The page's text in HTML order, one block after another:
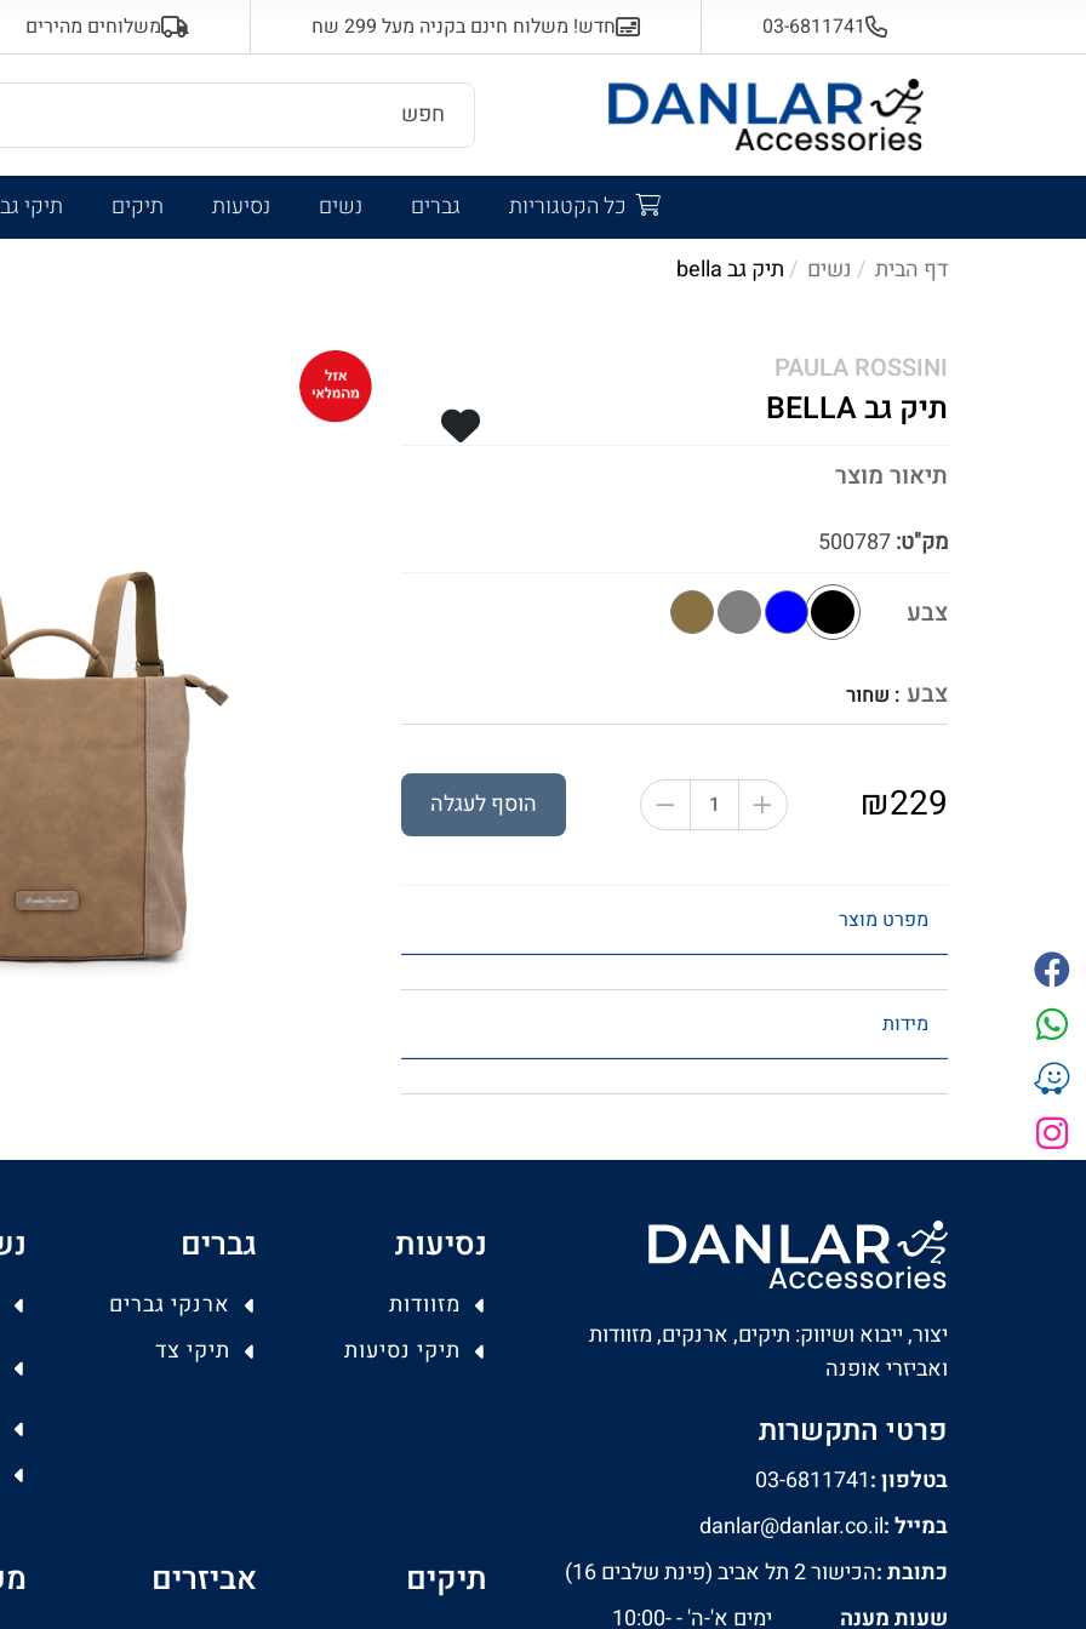
03-6811741 חדש! משלוח חינם בקניה מעל 299 שח משלוחים מהירים
כל הקטגוריות גברים נשים נסיעות תיקים
תיקי גב
דף הבית
נשים תיק גב bella
PAULA ROSSINI
תיק גב BELLA
תיאור מוצר
מק"ט:
צבע
צבע : שחור
₪229 הוסף לעגלה
מפרט מוצר
מידות
יצור, ייבוא ושיווק: תיקים, ארנקים, מזוודות
ואביזרי אופנה
פרטי התקשרות
בטלפון :03-6811741
במייל :danlar@danlar.co.il
כתובת :הכישור 2 תל אביב (פינת שלבים 16)
שעות מענה
ימים א'-ה' - 10:00-
נסיעות
מזוודות
תיקי נסיעות
גברים
ארנקי גברים
תיקי צד
תיקים אביזרים